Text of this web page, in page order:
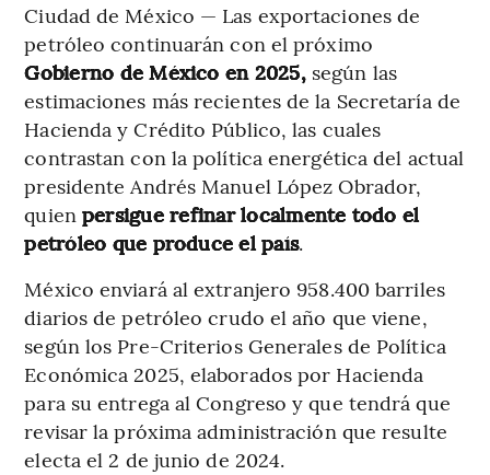
Ciudad de México — Las exportaciones de
petróleo continuarán con el próximo
Gobierno de México en 2025,según las
estimaciones más recientes de la Secretaría de
Hacienda y Crédito Público, las cuales
contrastan con la política energética del actual
presidente Andrés Manuel López Obrador,
quien persigue refinar localmente todo el
petróleo que produce el país.
México enviará al extranjero 958.400 barriles
diarios de petróleo crudo el año que viene,
según los Pre-Criterios Generales de Política
Económica 2025, elaborados por Hacienda
para su entrega al Congreso y que tendrá que
revisar la próxima administración que resulte
electa el 2 de junio de 2024.